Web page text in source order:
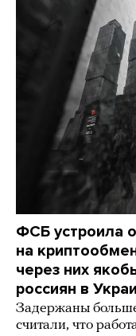
ФСБ устроила
на
через них
россиян в
Задержаны
считали, что